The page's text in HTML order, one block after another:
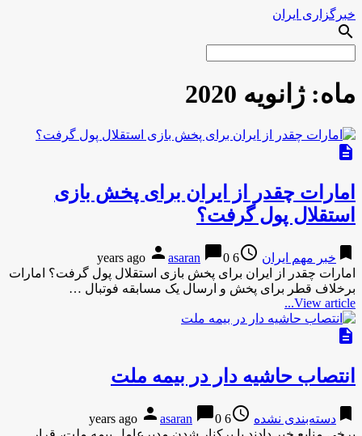
خبرگزاری ایران
search
ماه:ژانویه 2020
description
امارات چقدر از ایران برای پخش بازی
استقلال پول گرفت؟
bookmark خبر مهم ایران access_time
6 years ago
person asaran chat_bubble0
امارات چقدر از ایران برای پخش بازی استقلال پول گرفت؟ امارات
بر‌خلاف قطر برای پخش و ارسال یک مسابقه فوتبال …
View article...
description
انتصاب حاشیه دار در بیمه ملت
bookmark دسته‌بندی نشده access_time
6 years ago
person asaran chat_bubble0